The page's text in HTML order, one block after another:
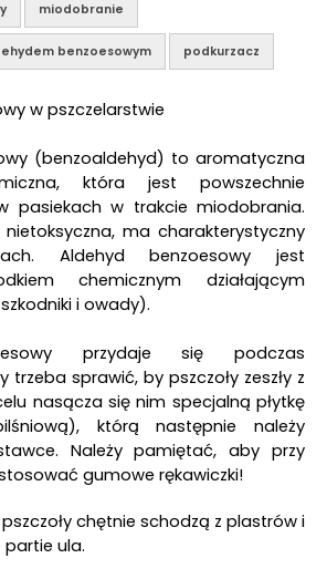
miodobranie
benzoesowym podkurzacz
w pszczelarstwie
(benzoaldehyd) to aromatyczna
która jest powszechnie
pasiekach w trakcie miodobrania.
ma charakterystyczny
Aldehyd benzoesowy jest
chemicznym działającym
i owady).
przydaje się podczas
trzeba sprawić, by pszczoły zeszły z
nasącza się nim specjalną płytkę
którą następnie należy
Należy pamiętać, aby przy
gumowe rękawiczki!
chętnie schodzą z plastrów i
partie ula.